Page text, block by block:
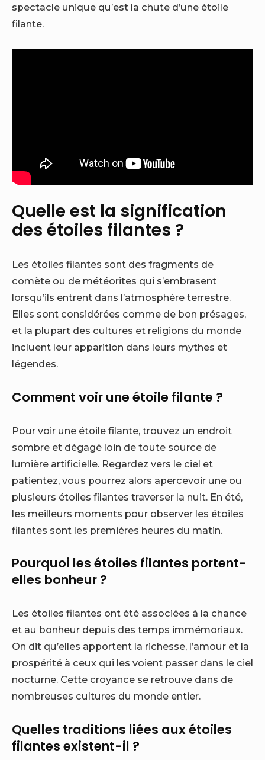
spectacle unique qu’est la chute d’une étoile
filante.
Quelle est la signification
des étoiles filantes ?
Les étoiles filantes sont des fragments de
comète ou de météorites qui s’embrasent
lorsqu’ils entrent dans l’atmosphère terrestre.
Elles sont considérées comme de bon présages,
et la plupart des cultures et religions du monde
incluent leur apparition dans leurs mythes et
légendes.
Comment voir une étoile filante ?
Pour voir une étoile filante, trouvez un endroit
sombre et dégagé loin de toute source de
lumière artificielle. Regardez vers le ciel et
patientez, vous pourrez alors apercevoir une ou
plusieurs étoiles filantes traverser la nuit. En été,
les meilleurs moments pour observer les étoiles
filantes sont les premières heures du matin.
Pourquoi les étoiles filantes portent-
elles bonheur ?
Les étoiles filantes ont été associées à la chance
et au bonheur depuis des temps immémoriaux.
On dit qu’elles apportent la richesse, l’amour et la
prospérité à ceux qui les voient passer dans le ciel
nocturne. Cette croyance se retrouve dans de
nombreuses cultures du monde entier.
Quelles traditions liées aux étoiles
filantes existent-il ?